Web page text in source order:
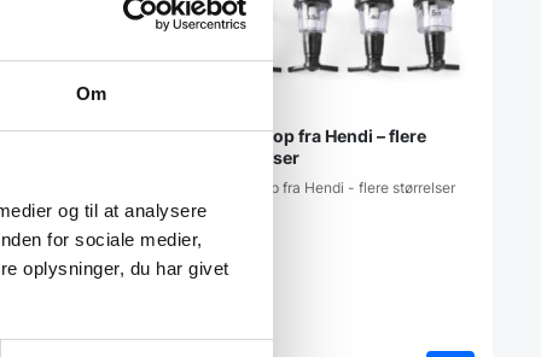
Om
og til at analysere
for sociale medier,
oplysninger, du har givet
opsamlingsbakke,
Drypstop fra Hendi – flere
størrelser
Drypstop fra Hendi - flere størrelser